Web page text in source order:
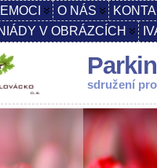
O NÁS
V OBRÁZCÍCH
sdružení